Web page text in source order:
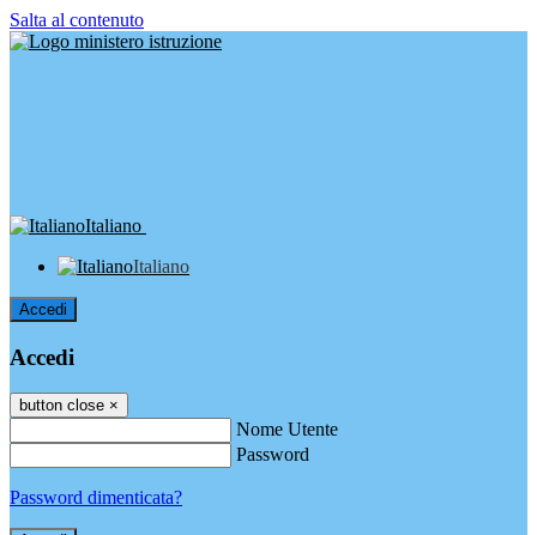
Salta al contenuto
Italiano
Italiano
Accedi
Accedi
button close ×
Nome Utente
Password
Password dimenticata?